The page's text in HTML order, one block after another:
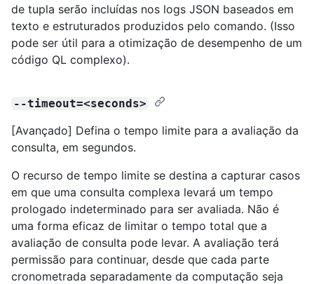
de tupla serão incluídas nos logs JSON baseados em
texto e estruturados produzidos pelo comando. (Isso
pode ser útil para a otimização de desempenho de um
código QL complexo).
--timeout=<seconds>
[Avançado] Defina o tempo limite para a avaliação da
consulta, em segundos.
O recurso de tempo limite se destina a capturar casos
em que uma consulta complexa levará um tempo
prologado indeterminado para ser avaliada. Não é
uma forma eficaz de limitar o tempo total que a
avaliação de consulta pode levar. A avaliação terá
permissão para continuar, desde que cada parte
cronometrada separadamente da computação seja